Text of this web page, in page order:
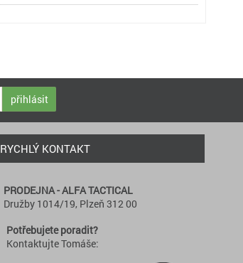
přihlásit
RYCHLÝ KONTAKT
PRODEJNA - ALFA TACTICAL
Družby 1014/19, Plzeň 312 00
Potřebujete poradit?
Kontaktujte Tomáše: